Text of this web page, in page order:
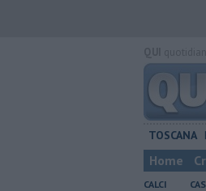
TOSCANA
Home
CALCI